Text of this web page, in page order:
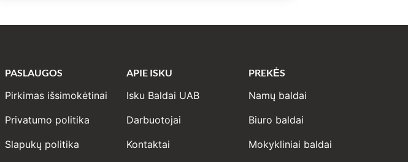
PASLAUGOS
Pirkimas išsimokėtinai
Privatumo politika
Slapukų politika
APIE ISKU
Isku Baldai UAB
Darbuotojai
Kontaktai
PREKĖS
Namų baldai
Biuro baldai
Mokykliniai baldai